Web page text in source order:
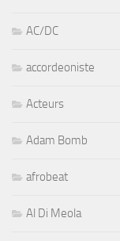
AC/DC
accordeoniste
Acteurs
Adam Bomb
afrobeat
Al Di Meola